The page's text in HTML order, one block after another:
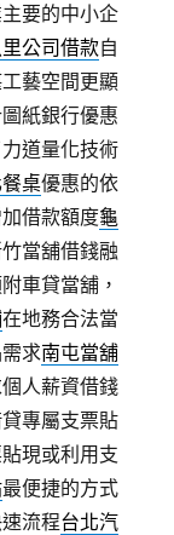
要的中小企
公司借款自
藝空間更顯
紙銀行優惠
道量化技術
桌優惠的依
借款額度龜
當舖借錢融
車貸當舖，
在地務合法當
求南屯當舖
人薪資借錢
專屬支票貼
現或利用支
最便捷的方式
流程台北汽